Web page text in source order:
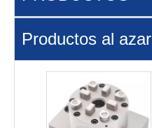
Productos al azar